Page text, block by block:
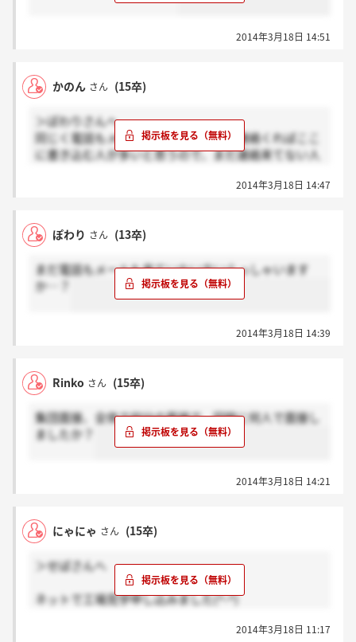
2014年3月18日 14:51
かのん さん (15卒)
＞ぽわりさんへ
同じく電話もメールも来てないです。連絡くればここ
に書き込む人が多いと思うので、まだ連絡来てない人
2014年3月18日 14:47
ぽわり さん (13卒)
まだ電話もメールも来ていない方いらっしゃいます
か…？
2014年3月18日 14:39
Rinko さん (15卒)
集団面接、全体で何分の面接で、同時に何人で面接し
ましたか？
2014年3月18日 14:21
にゃにゃ さん (15卒)
＞せばさんへ
ネットで工場見学申し込みました(^-^)
ら社員さんとお話できると思います！2014年3月18日 11:17